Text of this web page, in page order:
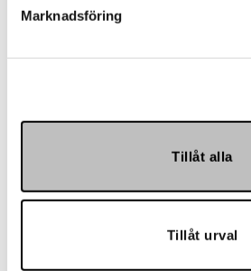
Marknadsföring
Tillåt alla
Tillåt urval